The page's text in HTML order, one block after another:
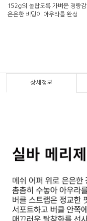
152g의 놀랍도록 가벼운 경량감
은은한 비딩이 아우라를 완성
상세정보